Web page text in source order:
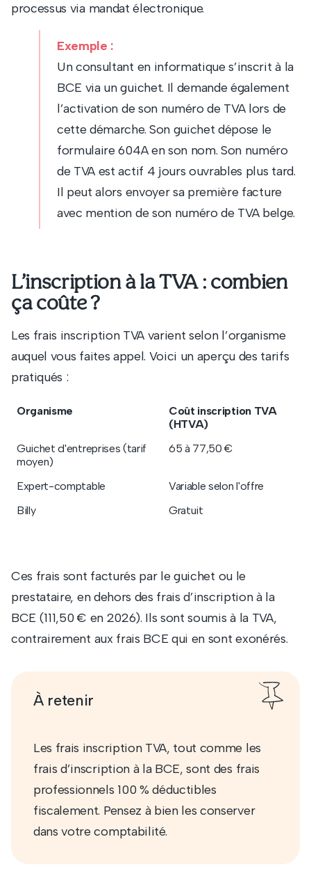
processus via mandat électronique.
Exemple :
Un consultant en informatique s’inscrit à la
BCE via un guichet. Il demande également
l’activation de son numéro de TVA lors de
cette démarche. Son guichet dépose le
formulaire 604A en son nom. Son numéro
de TVA est actif 4 jours ouvrables plus tard.
Il peut alors envoyer sa première facture
avec mention de son numéro de TVA belge.
L’inscription à la TVA : combien
ça coûte ?
Les frais inscription TVA varient selon l’organisme
auquel vous faites appel. Voici un aperçu des tarifs
pratiqués :
Organisme
Coût inscription TVA
(HTVA)
Guichet d'entreprises (tarif
moyen)
65 à 77,50 €
Expert-comptable
Variable selon l'offre
Billy
Gratuit
Ces frais sont facturés par le guichet ou le
prestataire, en dehors des frais d’inscription à la
BCE (111,50 € en 2026). Ils sont soumis à la TVA,
contrairement aux frais BCE qui en sont exonérés.
À retenir
Les frais inscription TVA, tout comme les
frais d’inscription à la BCE, sont des frais
professionnels 100 % déductibles
fiscalement. Pensez à bien les conserver
dans votre comptabilité.